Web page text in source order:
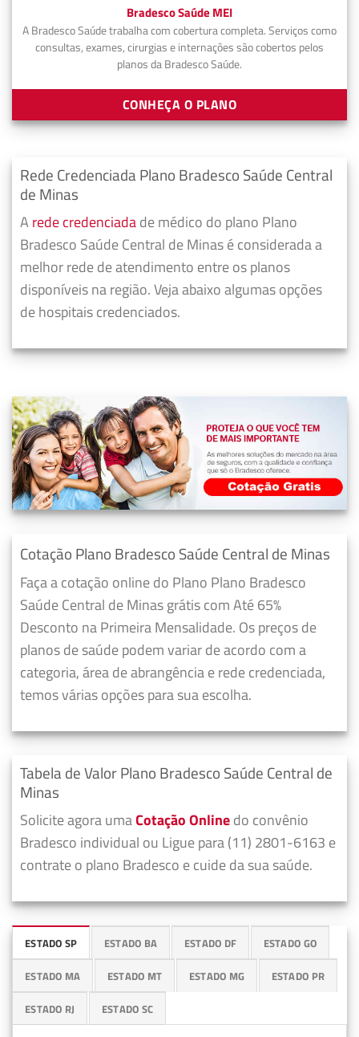
Bradesco Saúde MEI
A Bradesco Saúde trabalha com cobertura completa. Serviços como
consultas, exames, cirurgias e internações são cobertos pelos
planos da Bradesco Saúde.
CONHEÇA O PLANO
Rede Credenciada Plano Bradesco Saúde Central
de Minas
A rede credenciadade médico do plano Plano
Bradesco Saúde Central de Minas é considerada a
melhor rede de atendimento entre os planos
disponíveis na região. Veja abaixo algumas opções
de hospitais credenciados.
Cotação Plano Bradesco Saúde Central de Minas
Faça a cotação online do Plano Plano Bradesco
Saúde Central de Minas grátis com Até 65%
Desconto na Primeira Mensalidade. Os preços de
planos de saúde podem variar de acordo com a
categoria, área de abrangência e rede credenciada,
temos várias opções para sua escolha.
Tabela de Valor Plano Bradesco Saúde Central de
Minas
Solicite agora umaCotação Onlinedo convênio
Bradesco individual ou Ligue para (11) 2801-6163 e
contrate o plano Bradesco e cuide da sua saúde.
ESTADO SP ESTADO BA ESTADO DF ESTADO GO
ESTADO MA ESTADO MT ESTADO MG ESTADO PR
ESTADO RJ ESTADO SC